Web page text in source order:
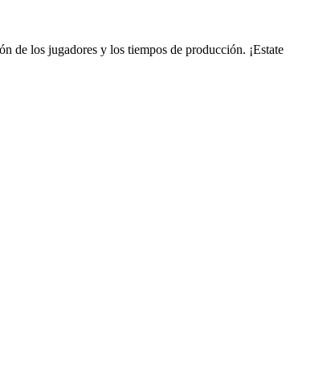
de los jugadores y los tiempos de producción. ¡Estate